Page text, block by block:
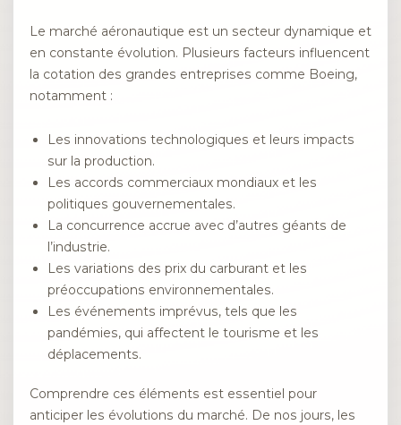
Le marché aéronautique est un secteur dynamique et
en constante évolution. Plusieurs facteurs influencent
la cotation des grandes entreprises comme Boeing,
notamment :
Les innovations technologiques et leurs impacts
sur la production.
Les accords commerciaux mondiaux et les
politiques gouvernementales.
La concurrence accrue avec d’autres géants de
l’industrie.
Les variations des prix du carburant et les
préoccupations environnementales.
Les événements imprévus, tels que les
pandémies, qui affectent le tourisme et les
déplacements.
Comprendre ces éléments est essentiel pour
anticiper les évolutions du marché. De nos jours, les